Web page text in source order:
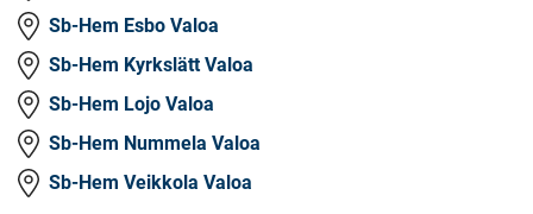
Sb-Hem Esbo Valoa
Sb-Hem Kyrkslätt Valoa
Sb-Hem Lojo Valoa
Sb-Hem Nummela Valoa
Sb-Hem Veikkola Valoa